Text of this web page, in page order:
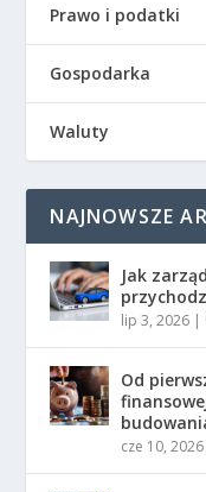
Prawo i podatki
Gospodarka
Waluty
NAJNOWSZE
Jak
lip 3, 2026 |
Od
cze 10, 2026